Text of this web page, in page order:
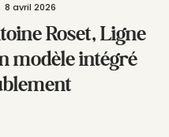
8 avril 2026
Roset, Ligne
modèle intégré